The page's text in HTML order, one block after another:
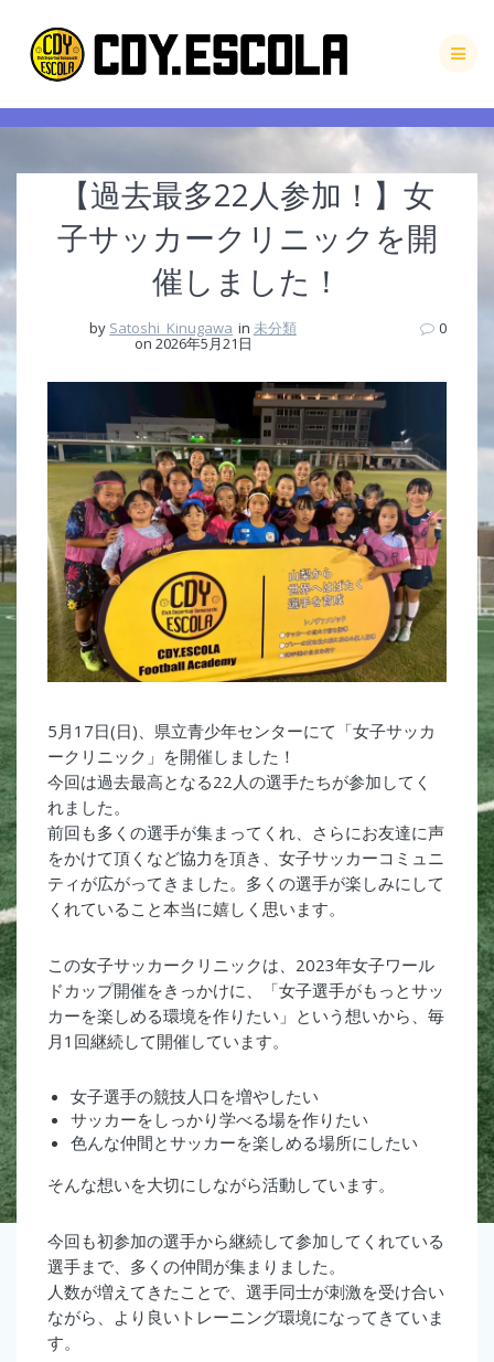
to
content
【過去最多22人参加！】女
子サッカークリニックを開
催しました！
by Satoshi_Kinugawa in 未分類
on 2026年5月21日
0
5月17日(日)、県立青少年センターにて「女子サッカ
ークリニック」を開催しました！
今回は過去最高となる22人の選手たちが参加してく
れました。
前回も多くの選手が集まってくれ、さらにお友達に声
をかけて頂くなど協力を頂き、女子サッカーコミュニ
ティが広がってきました。多くの選手が楽しみにして
くれていること本当に嬉しく思います。
この女子サッカークリニックは、2023年女子ワール
ドカップ開催をきっかけに、「女子選手がもっとサッ
カーを楽しめる環境を作りたい」という想いから、毎
月1回継続して開催しています。
女子選手の競技人口を増やしたい
サッカーをしっかり学べる場を作りたい
色んな仲間とサッカーを楽しめる場所にしたい
そんな想いを大切にしながら活動しています。
今回も初参加の選手から継続して参加してくれている
選手まで、多くの仲間が集まりました。
人数が増えてきたことで、選手同士が刺激を受け合い
ながら、より良いトレーニング環境になってきていま
す。